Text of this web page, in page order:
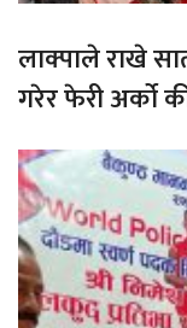
लाक्पाले राखे
गरेर फेरी अर्को